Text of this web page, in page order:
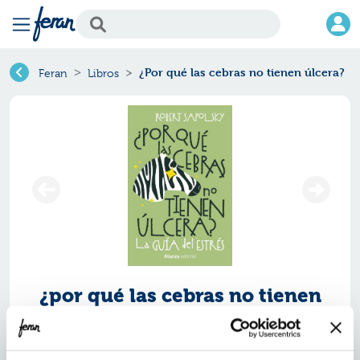
Feran Libros ¿Por qué las cebras no tienen úlcera?
¿por qué las cebras no tienen
Ref.ZAZ-1488990